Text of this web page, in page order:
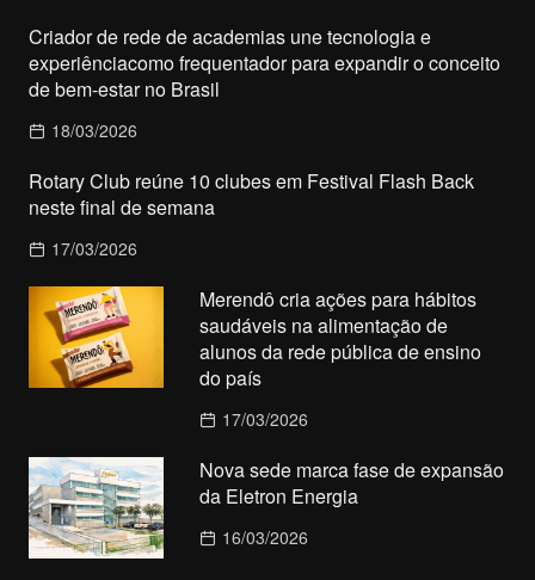
Criador de rede de academias une tecnologia e
experiênciacomo frequentador para expandir o conceito
de bem-estar no Brasil
18/03/2026
Rotary Club reúne 10 clubes em Festival Flash Back
neste final de semana
17/03/2026
Merendô cria ações para hábitos
saudáveis na alimentação de
alunos da rede pública de ensino
do país
17/03/2026
Nova sede marca fase de expansão
da Eletron Energia
16/03/2026